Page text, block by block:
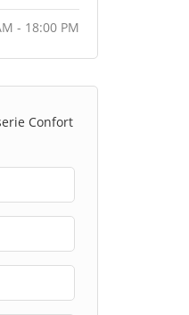
- 18:00 PM
Confort